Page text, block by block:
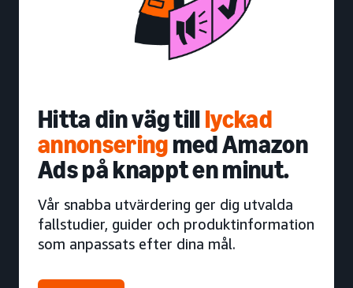
Hitta din väg tilllyckad
annonseringmed Amazon
Ads på knappt en minut.
Vår snabba utvärdering ger dig utvalda
fallstudier, guider och produktinformation
som anpassats efter dina mål.